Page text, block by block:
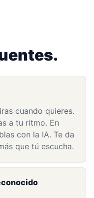
cuando quieres.
a tu ritmo. En
con la IA. Te da
que tú escucha.